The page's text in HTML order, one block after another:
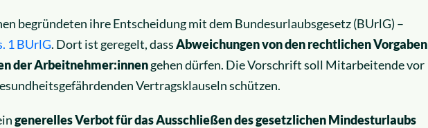
begründeten ihre Entscheidung mit dem Bundesurlaubsgesetz (BUrlG) –
1 BUrlG. Dort ist geregelt, dassAbweichungenvon den rechtlichen Vorgaben
der Arbeitnehmer:innengehen dürfen. Die Vorschrift soll Mitarbeitende vor
Vertragsklauseln schützen.
generelles Verbot für das Ausschließen des gesetzlichen Mindesturlaubs